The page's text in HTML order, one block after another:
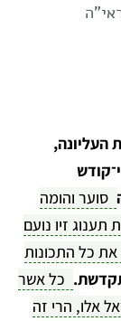
והומה
זיו נועם
כל התכונות
כל אשר
אלו, הרי זה